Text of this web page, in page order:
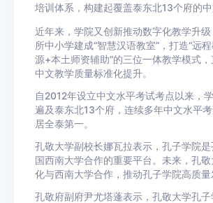
培训体系，构建起覆盖泰东北13个府的中
近年来，学院又创新推动数字化教学升
所中小学建成“智慧汉语教室”，打造“远
源+本土师资辅助”的三位一体教学模式
中文教学质量标准化提升。
自2012年设立中文水平考试考点以来，
遍及泰东北13个府，连续多年中文水平
居全泰第一。
孔敬大学副校长娜瓦拉表示，孔子学院是
国西南大学合作的重要平台。未来，孔
化与西南大学合作，推动孔子学院高质量
孔敬府副府尹尤塔蓬表示，孔敬大学孔